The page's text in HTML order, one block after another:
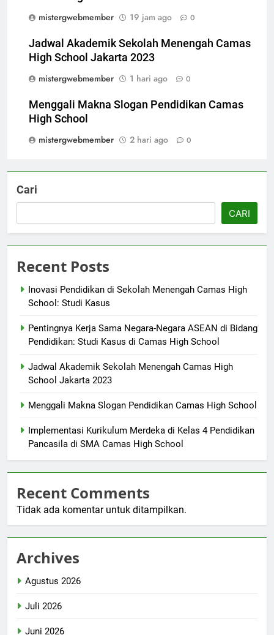
mistergwebmember
19 jam ago 0
Jadwal Akademik Sekolah Menengah Camas
High School Jakarta 2023
mistergwebmember
1 hari ago 0
Menggali Makna Slogan Pendidikan Camas
High School
mistergwebmember
2 hari ago 0
Cari
CARI
Recent Posts
Inovasi Pendidikan di Sekolah Menengah Camas High
School: Studi Kasus
Pentingnya Kerja Sama Negara-Negara ASEAN di Bidang
Pendidikan: Studi Kasus di Camas High School
Jadwal Akademik Sekolah Menengah Camas High
School Jakarta 2023
Menggali Makna Slogan Pendidikan Camas High School
Implementasi Kurikulum Merdeka di Kelas 4 Pendidikan
Pancasila di SMA Camas High School
Recent Comments
Tidak ada komentar untuk ditampilkan.
Archives
Agustus 2026
Juli 2026
Juni 2026